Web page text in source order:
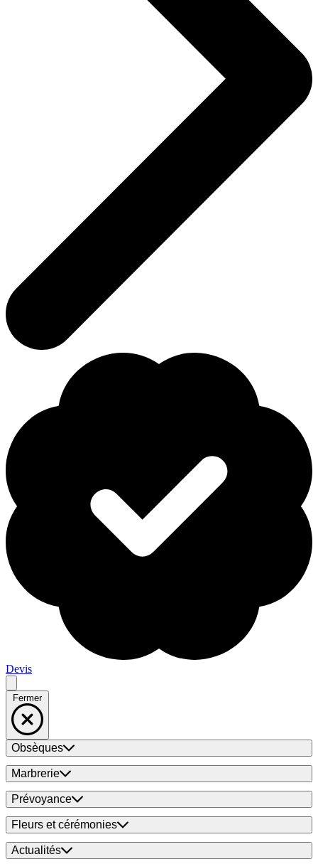
Devis
Fermer
Obsèques
Marbrerie
Prévoyance
Fleurs et cérémonies
Actualités